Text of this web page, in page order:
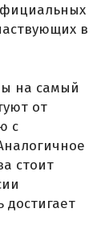
в
на самый
от
с
стоит